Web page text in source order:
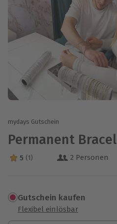
mydays Gutschein
Permanent
5 Sterne von 5 aus 1
5 (1) 2 Personen
Gutschein kaufen
Flexibel einlösbar